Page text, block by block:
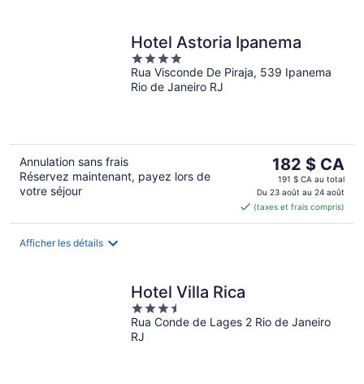
Hotel Astoria Ipanema
4
out
of
Rua Visconde De Piraja, 539 Ipanema
Rio de Janeiro RJ
Annulation sans frais
Réservez maintenant, payez lors de
votre séjour
Le
prix
est
de 182 $ CA
par
182 $ CA
191 $ CA au total
Du 23 août au 24 août
(taxes et frais compris)
Afficher les détails
Hotel Villa Rica
3.5
out
of
Rua Conde de Lages 2 Rio de Janeiro
RJ